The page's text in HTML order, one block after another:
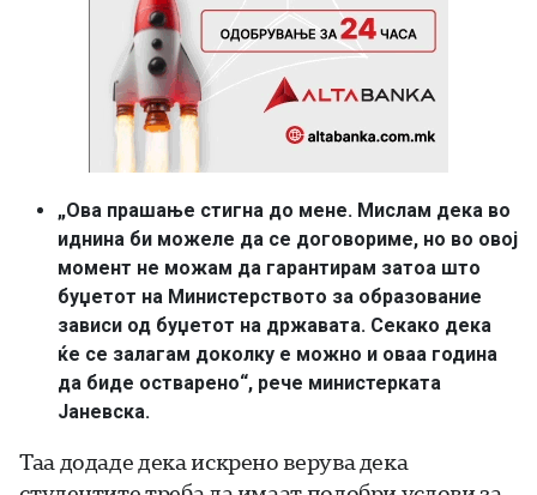
„Ова прашање стигна до мене. Мислам дека во
иднина би можеле да се договориме, но во овој
момент не можам да гарантирам затоа што
буџетот на Министерството за образование
зависи од буџетот на државата. Секако дека
ќе се залагам доколку е можно и оваа година
да биде остварено“, рече министерката
Јаневска.
Таа додаде дека искрено верува дека